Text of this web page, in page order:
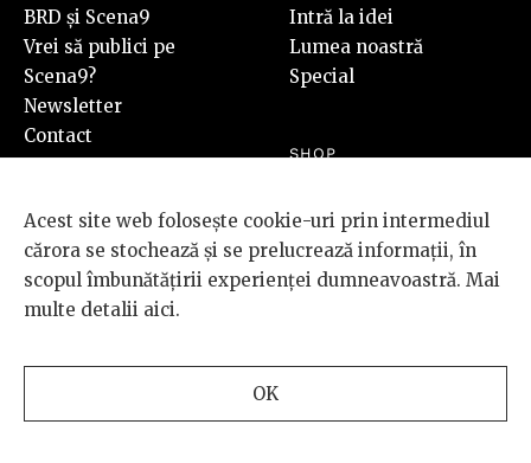
BRD și Scena9
Vrei să publici pe
Scena9?
Newsletter
Contact
Intră la idei
Lumea noastră
Special
SHOP
Cumpără
PLUS
Video
Acest site web folosește cookie-uri prin intermediul
cărora se stochează și se prelucrează informații, în
scopul îmbunătățirii experienței dumneavoastră. Mai
multe detalii aici.
OK